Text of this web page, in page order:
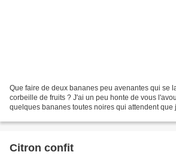
Que faire de deux bananes peu avenantes qui se
corbeille de fruits ? J'ai un peu honte de vous
quelques bananes toutes noires qui attendent que
Citron confit